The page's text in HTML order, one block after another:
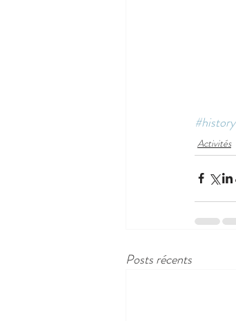
#history
Activités
Posts récents